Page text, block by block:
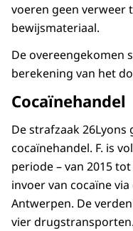
voeren geen verweer
bewijsmateriaal.
De overeengekomen
berekening van het
Cocaïnehandel
De strafzaak
cocaïnehandel. F. is
periode – van 2015
invoer van cocaïne
Antwerpen. De
vier